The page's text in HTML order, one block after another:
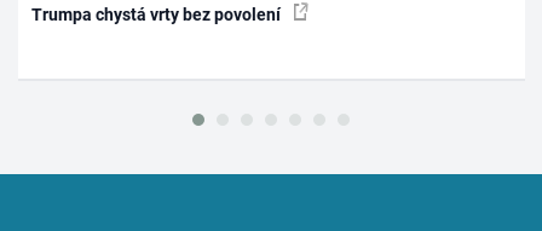
Trumpa chystá vrty bez povolení